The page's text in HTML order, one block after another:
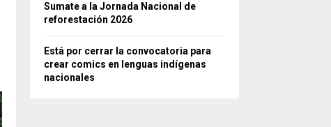
Sumate a la Jornada Nacional de
reforestación 2026
Está por cerrar la convocatoria para
crear comics en lenguas indígenas
nacionales